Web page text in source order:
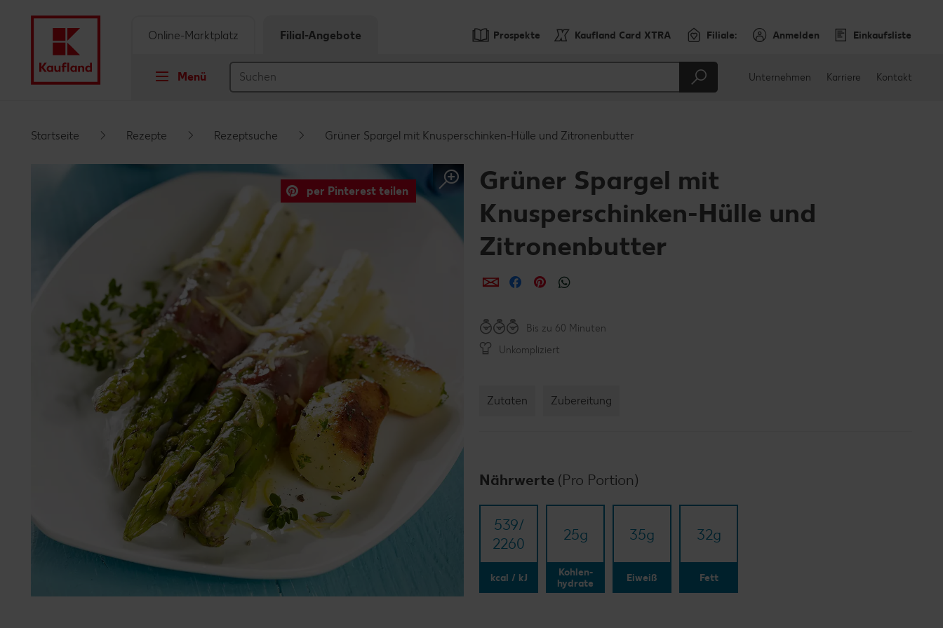
Schwebender Seitenbereich
Prospekte Kaufland Card XTRA Filiale: Anmelden Einkaufsliste
Menü
Online-Marktplatz Filial-Angebote
Unternehmen Karriere Kontakt
Startseite Rezepte Rezeptsuche Grüner Spargel mit Knusperschinken-Hülle und Zitronenbutter
per Pinterest teilen
Grüner Spargel mit
Knusperschinken-Hülle und
Zitronenbutter
per E-Mail teilen
per Facebook teilen
per Pinterest teilen
Bis zu 60 Minuten
Unkompliziert
Zutaten Zubereitung
Nährwerte (Pro Portion)
539/​
2260
kcal / kJ
25g
Kohlen-
hydrate
35g
Eiweiß
32g
Fett